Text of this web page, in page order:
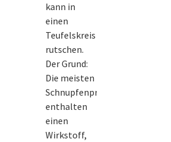
kann in
einen
Teufelskreis
rutschen.
Der Grund:
Die meisten
Schnupfenpräparate
enthalten
einen
Wirkstoff,